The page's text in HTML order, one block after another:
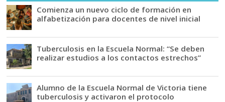
Comienza un nuevo ciclo de formación en
alfabetización para docentes de nivel inicial
Tuberculosis en la Escuela Normal: “Se deben
realizar estudios a los contactos estrechos”
Alumno de la Escuela Normal de Victoria tiene
tuberculosis y activaron el protocolo